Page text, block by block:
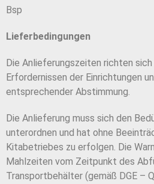
Bsp
Lieferbedingungen
Die Anlieferungszeiten richten
Erfordernissen der Einrichtungen
entsprechender Abstimmung.
Die Anlieferung muss sich den
unterordnen und hat ohne
Kitabetriebes zu erfolgen. Die
Mahlzeiten vom Zeitpunkt des
Transportbehälter (gemäß DGE –